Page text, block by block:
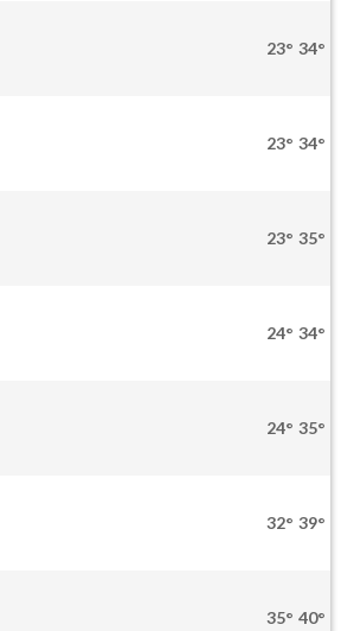
23° 34°
23° 34°
23° 35°
24° 34°
24° 35°
32° 39°
35° 40°